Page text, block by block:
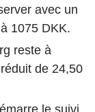
avec un
1075 DKK.
reste à
de 24,50
le suivi